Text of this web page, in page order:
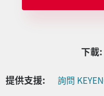
下載:
提供支援: 詢問